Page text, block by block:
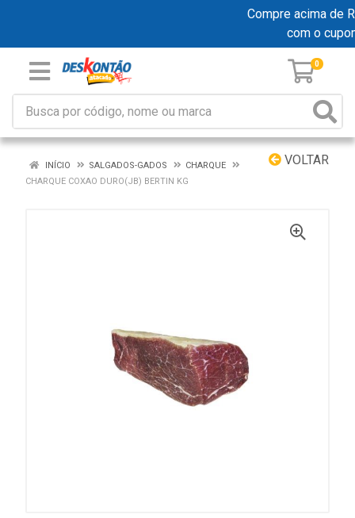
Compre acima de
com o
0
VOLTAR
INÍCIO SALGADOS-GADOS
CHARQUE
CHARQUE COXAO DURO(JB) BERTIN KG